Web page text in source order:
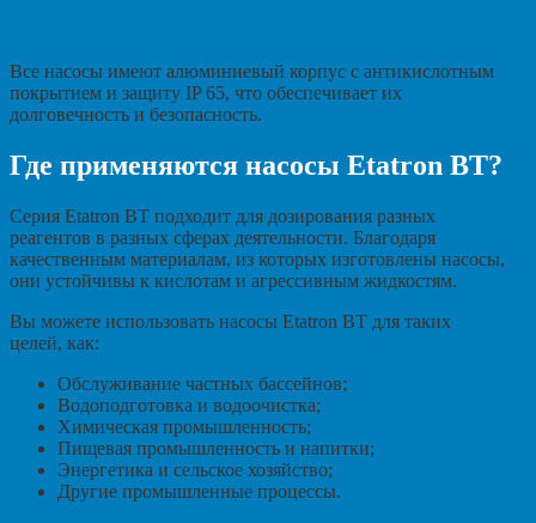
Все насосы имеют алюминиевый корпус с антикислотным
покрытием и защиту IP 65, что обеспечивает их
долговечность и безопасность.
Где применяются насосы Etatron BT?
Серия Etatron BT подходит для дозирования разных
реагентов в разных сферах деятельности. Благодаря
качественным материалам, из которых изготовлены насосы,
они устойчивы к кислотам и агрессивным жидкостям.
Вы можете использовать насосы Etatron BT для таких
целей, как:
Обслуживание частных бассейнов;
Водоподготовка и водоочистка;
Химическая промышленность;
Пищевая промышленность и напитки;
Энергетика и сельское хозяйство;
Другие промышленные процессы.